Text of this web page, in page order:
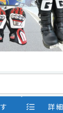
詳